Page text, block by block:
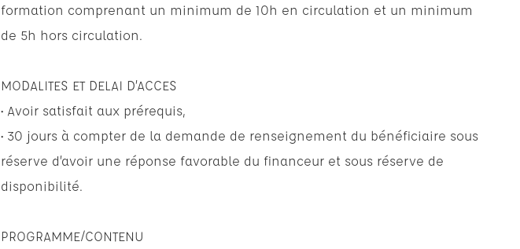
formation comprenant un minimum de 10h en circulation et un minimum
de 5h hors circulation.
MODALITES ET DELAI D’ACCES
• Avoir satisfait aux prérequis,
• 30 jours à compter de la demande de renseignement du bénéficiaire sous
réserve d’avoir une réponse favorable du financeur et sous réserve de
disponibilité.
PROGRAMME/CONTENU